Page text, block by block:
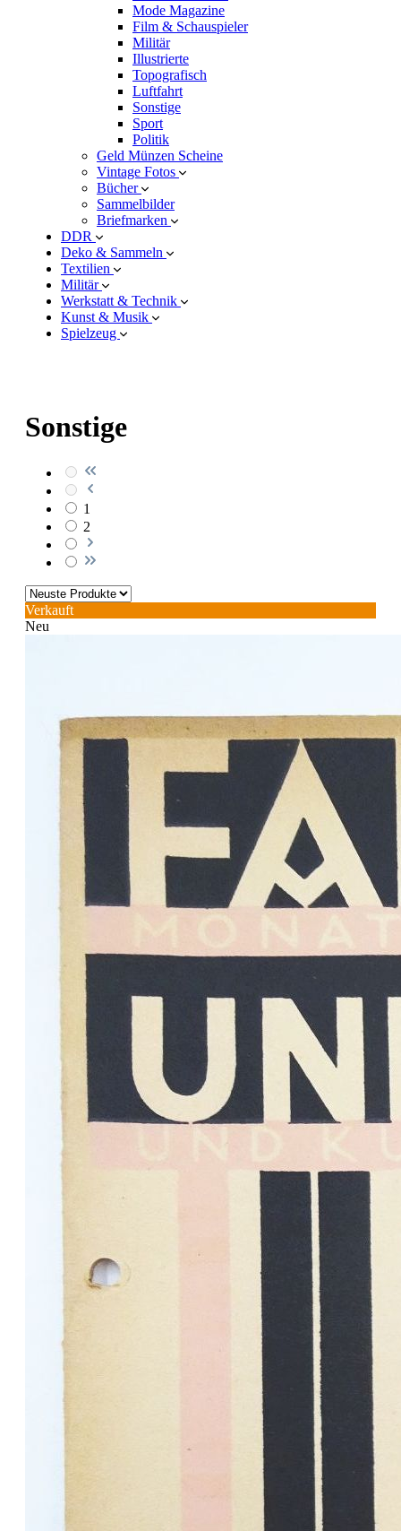
Mode Magazine
Film & Schauspieler
Militär
Illustrierte
Topografisch
Luftfahrt
Sonstige
Sport
Politik
Geld Münzen Scheine
Vintage Fotos
Bücher
Sammelbilder
Briefmarken
DDR
Deko & Sammeln
Textilien
Militär
Werkstatt & Technik
Kunst & Musik
Spielzeug
Sonstige
1
2
Verkauft
Neu